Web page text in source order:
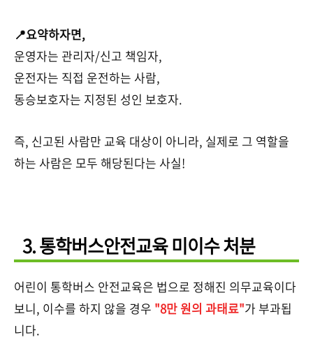
📍요약하자면,
운영자는 관리자/신고 책임자,
운전자는 직접 운전하는 사람,
동승보호자는 지정된 성인 보호자.
즉, 신고된 사람만 교육 대상이 아니라, 실제로 그 역할을
하는 사람은 모두 해당된다는 사실!
3. 통학버스안전교육 미이수 처분
어린이 통학버스 안전교육은 법으로 정해진 의무교육이다
보니, 이수를 하지 않을 경우 "8만 원의 과태료"가 부과됩
니다.